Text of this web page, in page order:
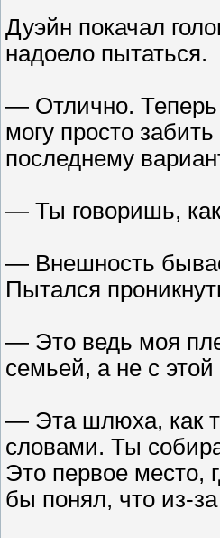
Дуэйн покачал
надоело пытаться.
— Отлично. Теперь
могу просто
последнему
— Ты говоришь,
— Внешность
Пытался
— Это ведь моя
семьей, а не с
— Эта шлюха, как
словами. Ты
Это первое место,
бы понял, что из-